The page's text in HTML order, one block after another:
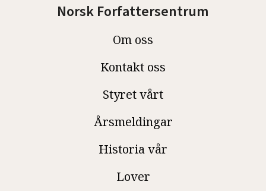
Norsk Forfattersentrum
Om oss
Kontakt oss
Styret vårt
Årsmeldingar
Historia vår
Lover